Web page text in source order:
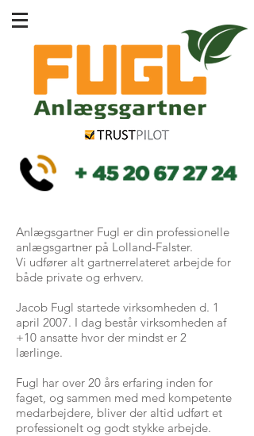
Anlægsgartner Fugl er din professionelle
anlægsgartner på Lolland-Falster.
Vi udfører alt gartnerrelateret arbejde for
både private og erhverv.
Jacob Fugl startede virksomheden d. 1
april 2007. I dag består virksomheden af
+10 ansatte hvor der mindst er 2
lærlinge.
Fugl har over 20 års erfaring inden for
faget, og sammen med med kompetente
medarbejdere, bliver der altid udført et
professionelt og godt stykke arbejde.